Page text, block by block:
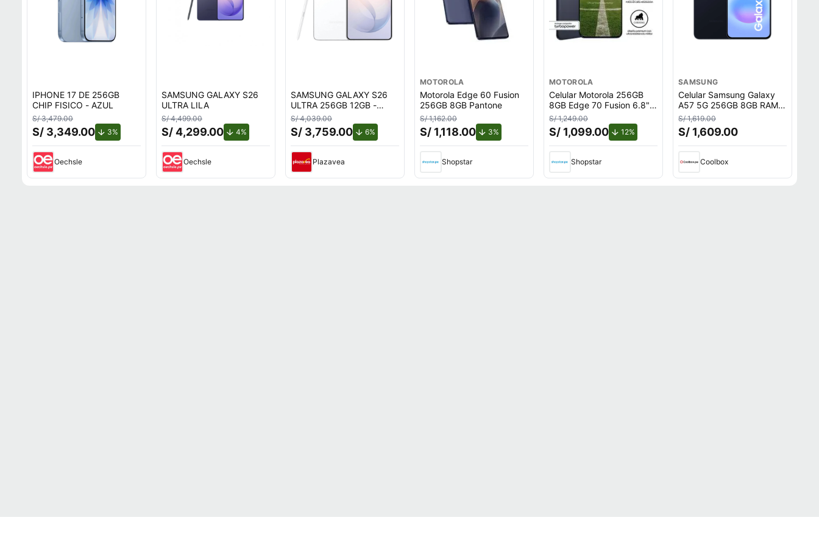
IPHONE 17 DE 256GB
CHIP FISICO - AZUL
S/ 3,479.00
S/ 3,349.00 3% de descuento.
Oechsle
SAMSUNG GALAXY S26
ULTRA LILA
S/ 4,499.00
S/ 4,299.00 4% de descuento.
Oechsle
SAMSUNG GALAXY S26
ULTRA 256GB 12GB -
BLANCO
S/ 4,039.00
S/ 3,759.00 6% de descuento.
Plazavea
MOTOROLA
Motorola Edge 60 Fusion
256GB 8GB Pantone
S/ 1,162.00
S/ 1,118.00 3%
Shopstar
MOTOROLA
Celular Motorola 256GB
8GB Edge 70 Fusion 6.8""
Azul
S/ 1,249.00
S/ 1,099.00 12% de descuento.
Shopstar
SAMSUNG
Celular Samsung Galaxy
A57 5G 256GB 8GB RAM,
cámara trasera 50MP y
frontal 12MP, 6.7"", azul
oscuro
S/ 1,619.00
S/ 1,609.00
Coolbox